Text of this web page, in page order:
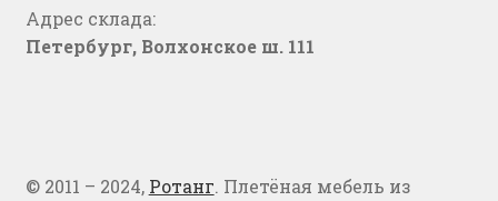
Адрес склада:
Петербург, Волхонское ш. 111
© 2011 – 2024, Ротанг. Плетёная мебель из